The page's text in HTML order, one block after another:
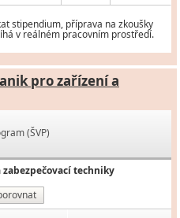
stipendium, příprava na zkoušky
v reálném pracovním prostředí.
pro zařízení a
(ŠVP)
techniky